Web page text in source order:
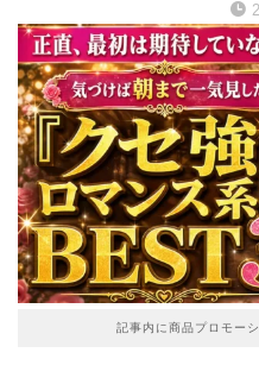
記事内に商品プロモー